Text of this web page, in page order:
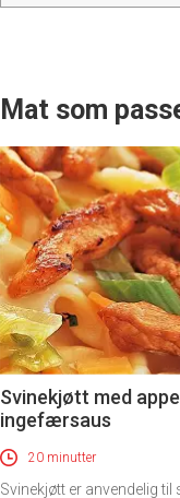
Mat som
Svinekjøtt med
ingefærsaus
20 minutter
Svinekjøtt er anvendelig